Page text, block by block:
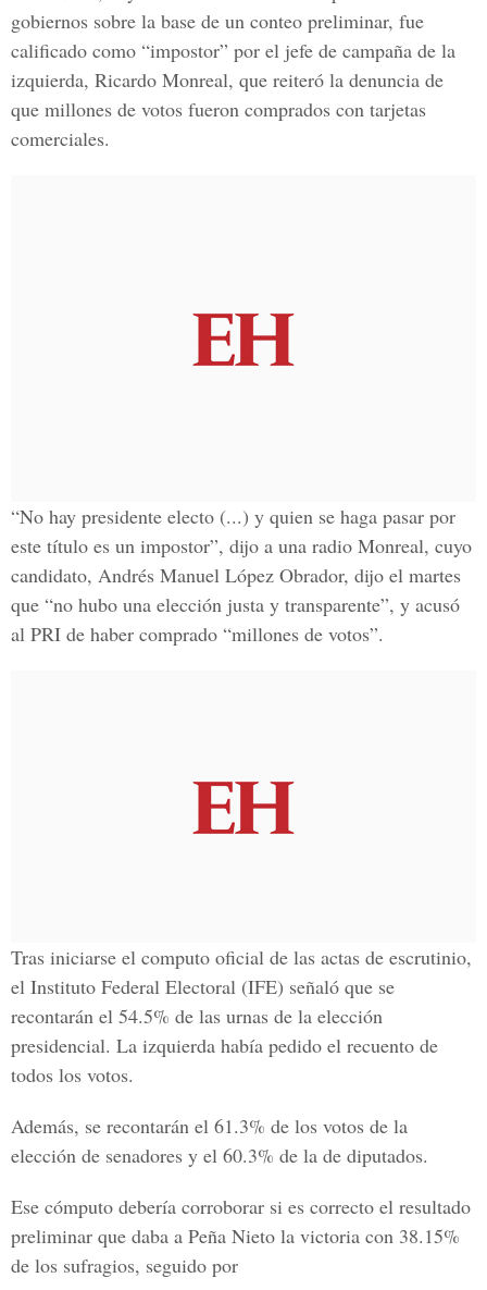
gobiernos sobre la base de un conteo preliminar, fue
calificado como “impostor” por el jefe de campaña de la
izquierda, Ricardo Monreal, que reiteró la denuncia de
que millones de votos fueron comprados con tarjetas
comerciales.
“No hay presidente electo (...) y quien se haga pasar por
este título es un impostor”, dijo a una radio Monreal, cuyo
candidato, Andrés Manuel López Obrador, dijo el martes
que “no hubo una elección justa y transparente”, y acusó
al PRI de haber comprado “millones de votos”.
Tras iniciarse el computo oficial de las actas de escrutinio,
el Instituto Federal Electoral (IFE) señaló que se
recontarán el 54.5% de las urnas de la elección
presidencial. La izquierda había pedido el recuento de
todos los votos.
Además, se recontarán el 61.3% de los votos de la
elección de senadores y el 60.3% de la de diputados.
Ese cómputo debería corroborar si es correcto el resultado
preliminar que daba a Peña Nieto la victoria con 38.15%
de los sufragios, seguido por